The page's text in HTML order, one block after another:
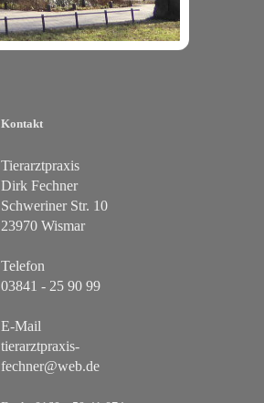
Kontakt
Tierarztpraxis
Dirk Fechner
Schweriner Str. 10
23970 Wismar
Telefon
03841 - 25 90 99
E-Mail
tierarztpraxis-
fechner@web.de